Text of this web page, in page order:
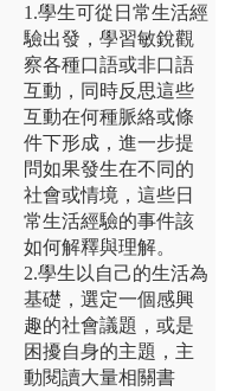
1.學生可從日常生活經
驗出發，學習敏銳觀
察各種口語或非口語
互動，同時反思這些
互動在何種脈絡或條
件下形成，進一步提
問如果發生在不同的
社會或情境，這些日
常生活經驗的事件該
如何解釋與理解。
2.學生以自己的生活為
基礎，選定一個感興
趣的社會議題，或是
困擾自身的主題，主
動閱讀大量相關書